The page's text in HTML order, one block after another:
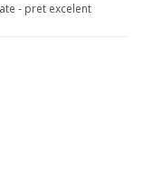
- pret excelent